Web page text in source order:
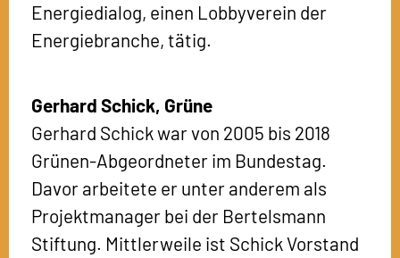
Energiedialog, einen Lobbyverein der
Energiebranche, tätig.
Gerhard Schick, Grüne
Gerhard Schick war von 2005 bis 2018
Grünen-Abgeordneter im Bundestag.
Davor arbeitete er unter anderem als
Projektmanager bei der Bertelsmann
Stiftung. Mittlerweile ist Schick Vorstand